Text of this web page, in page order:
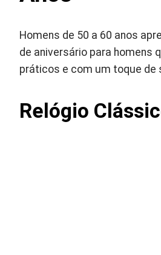
Homens de 50 a 60 anos
de aniversário para homens
práticos e com um toque de
Relógio